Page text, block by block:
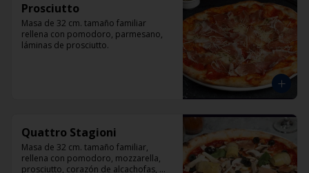
Prosciutto
Masa de 32 cm. tamaño familiar
rellena con pomodoro, parmesano,
láminas de prosciutto.
Quattro Stagioni
Masa de 32 cm. tamaño familiar,
rellena con pomodoro, mozzarella,
prosciutto, corazón de alcachofas,